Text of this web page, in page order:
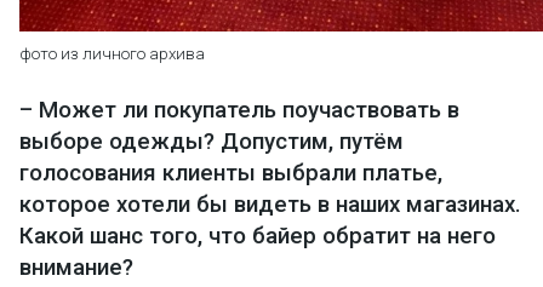
фото из личного архива
– Может ли покупатель поучаствовать в
выборе одежды? Допустим, путём
голосования клиенты выбрали платье,
которое хотели бы видеть в наших магазинах.
Какой шанс того, что байер обратит на него
внимание?